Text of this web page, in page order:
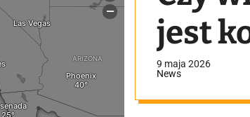
jest
9 maja 2026
News